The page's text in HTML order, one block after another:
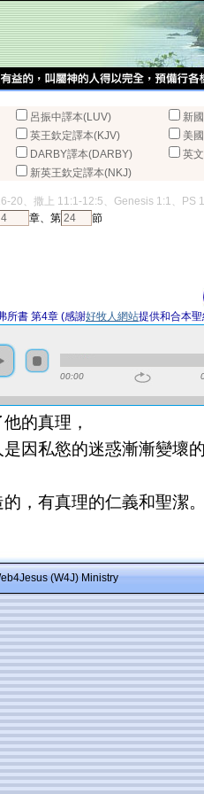
呂振中譯本(LUV)
新
英王欽定譯本(KJV)
美
DARBY譯本(DARBY)
英
新英王欽定譯本(NKJ)
20、撒上 11:1-12:5、Genesis 1:1、PS
章、第
節
所書 第4章 (感謝好牧人網站提供和合本
00:00
的真理，
因私慾的迷惑漸漸變壞
，有真理的仁義和聖潔
(W4J) Ministry